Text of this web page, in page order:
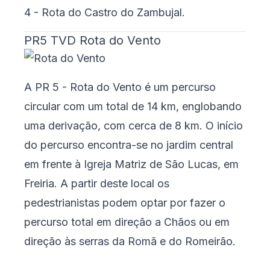
4 - Rota do Castro do Zambujal.
PR5 TVD Rota do Vento
A PR 5 - Rota do Vento é um percurso
circular com um total de 14 km, englobando
uma derivação, com cerca de 8 km. O início
do percurso encontra-se no jardim central
em frente à Igreja Matriz de São Lucas, em
Freiria. A partir deste local os
pedestrianistas podem optar por fazer o
percurso total em direção a Chãos ou em
direção às serras da Romã e do Romeirão.